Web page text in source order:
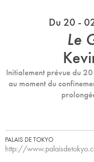
Du 20 -
Le
Initialement prévue du
au moment du
PALAIS DE TOKYO
http://